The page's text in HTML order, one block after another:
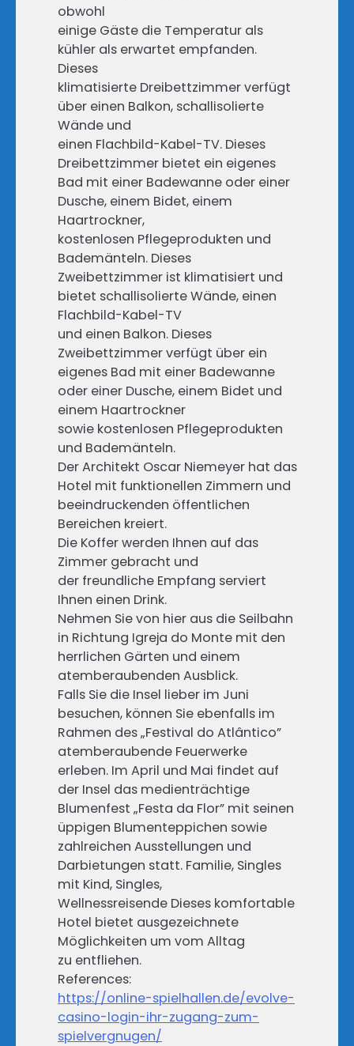
obwohl
einige Gäste die Temperatur als
kühler als erwartet empfanden.
Dieses
klimatisierte Dreibettzimmer verfügt
über einen Balkon, schallisolierte
Wände und
einen Flachbild-Kabel-TV. Dieses
Dreibettzimmer bietet ein eigenes
Bad mit einer Badewanne oder einer
Dusche, einem Bidet, einem
Haartrockner,
kostenlosen Pflegeprodukten und
Bademänteln. Dieses
Zweibettzimmer ist klimatisiert und
bietet schallisolierte Wände, einen
Flachbild-Kabel-TV
und einen Balkon. Dieses
Zweibettzimmer verfügt über ein
eigenes Bad mit einer Badewanne
oder einer Dusche, einem Bidet und
einem Haartrockner
sowie kostenlosen Pflegeprodukten
und Bademänteln.
Der Architekt Oscar Niemeyer hat das
Hotel mit funktionellen Zimmern und
beeindruckenden öffentlichen
Bereichen kreiert.
Die Koffer werden Ihnen auf das
Zimmer gebracht und
der freundliche Empfang serviert
Ihnen einen Drink.
Nehmen Sie von hier aus die Seilbahn
in Richtung Igreja do Monte mit den
herrlichen Gärten und einem
atemberaubenden Ausblick.
Falls Sie die Insel lieber im Juni
besuchen, können Sie ebenfalls im
Rahmen des „Festival do Atlântico”
atemberaubende Feuerwerke
erleben. Im April und Mai findet auf
der Insel das medienträchtige
Blumenfest „Festa da Flor” mit seinen
üppigen Blumenteppichen sowie
zahlreichen Ausstellungen und
Darbietungen statt. Familie, Singles
mit Kind, Singles,
Wellnessreisende Dieses komfortable
Hotel bietet ausgezeichnete
Möglichkeiten um vom Alltag
zu entfliehen.
References:
https://online-spielhallen.de/evolve-
casino-login-ihr-zugang-zum-
spielvergnugen/